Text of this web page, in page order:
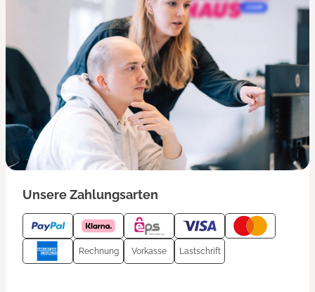
Unsere Zahlungsarten
Rechnung Vorkasse Lastschrift